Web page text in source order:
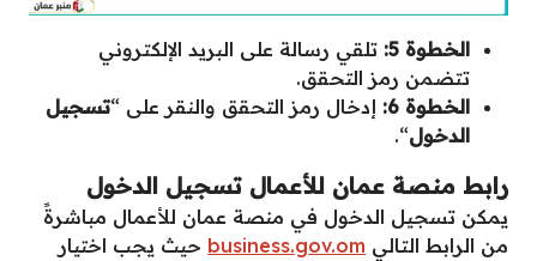
الخطوة 5:
تلقي رسالة على البريد الإلكتروني
تتضمن رمز التحقق.
الخطوة 6:
إدخال رمز التحقق والنقر على “تسجيل
الدخول“.
رابط منصة عمان للأعمال تسجيل الدخول
يمكن تسجيل الدخول في منصة عمان للأعمال مباشرةً
من الرابط التالي business.gov.om حيث يجب اختيار